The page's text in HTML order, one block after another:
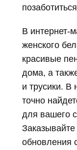
В интернет-
женского
красивые
дома, а
и трусики. В
точно
для вашего
обновления